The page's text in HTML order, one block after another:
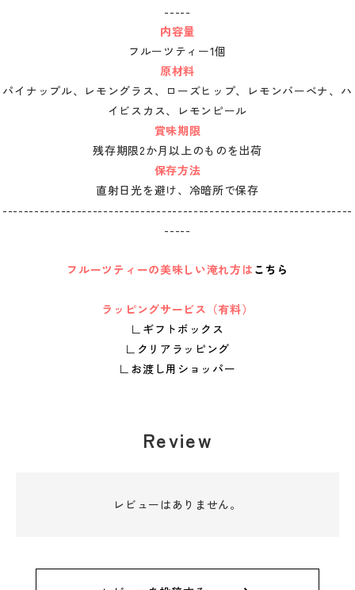
-----
内容量
フルーツティー1個
原材料
パイナップル、レモングラス、ローズヒップ、レモンバーベナ、ハ
イビスカス、レモンピール
賞味期限
残存期限2か月以上のものを出荷
保存方法
直射日光を避け、冷暗所で保存
------------------------------------------------------------------
-----
フルーツティーの美味しい淹れ方は こちら
ラッピングサービス（有料）
∟ ギフトボックス
∟
クリアラッピング
∟ お渡し用ショッパー
Review
レビューはありません。